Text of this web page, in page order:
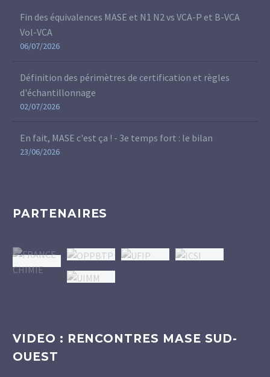
Fin des équivalences MASE et N1 N2 vs VCA-P et B-VCA
Vol-VCA
06/07/2026
Définition des périmètres de certification et règles
d'échantillonnage
02/07/2026
En fait, MASE c'est ça ! - 3e temps fort : le bilan
23/06/2026
PARTENAIRES
VIDEO : RENCONTRES MASE SUD-
OUEST